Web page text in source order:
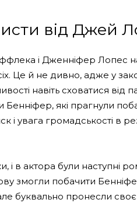
від Джей
і Дженніфер Лопес
Це й не дивно, адже у
навіть сховатися від
які прагнули
і увага громадськості в
і в актора були наступні
змогли побачити
буквально пронесли своє